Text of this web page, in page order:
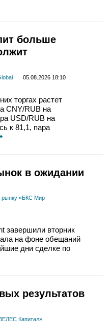
больше
05.08.2026 18:10
торгах растет
CNY/RUB на
USD/RUB на
к 81,1, пара
в ожидании
рынку «БКС Мир
завершили вторник
на фоне обещаний
дни сделке по
результатов
Капитал»